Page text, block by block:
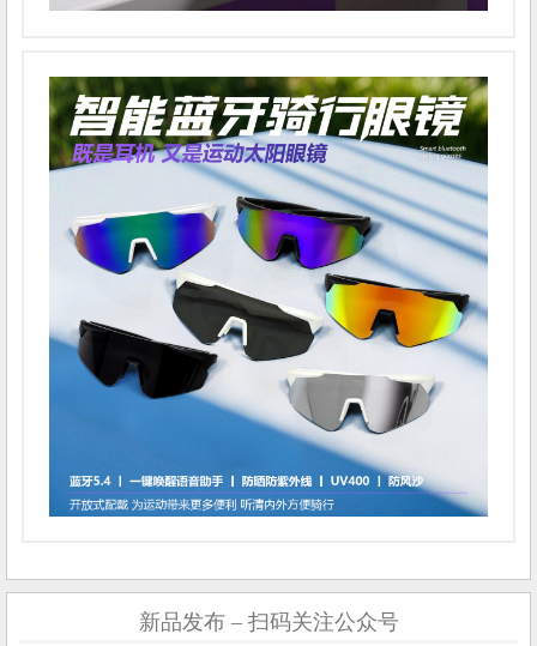
新品发布 – 扫码关注公众号